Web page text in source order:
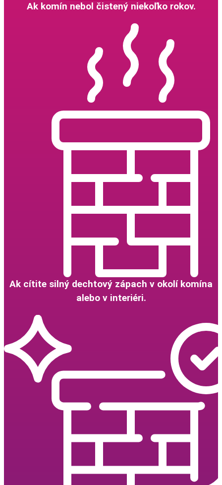
Ak komín nebol čistený niekoľko rokov.
Ak cítite silný dechtový zápach v okolí komína
alebo v interiéri.